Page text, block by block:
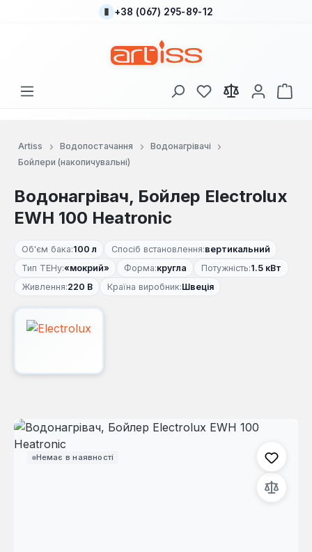
Перейти до основного вмісту
+38 (067) 295-89-12
У вас є 0 у списку
Artiss Водопостачання
Водонагрівачі
Бойлери (накопичувальні)
Водонагрівач, Бойлер Electrolux
EWH 100 Heatronic
Об'єм бака:100 л Спосіб встановлення:вертикальний
Тип ТЕНу:«мокрий» Форма:кругла Потужність:1.5 кВт
Живлення:220 В Країна виробник:Швеція
Немає в наявності
Пропустити галерею зображень